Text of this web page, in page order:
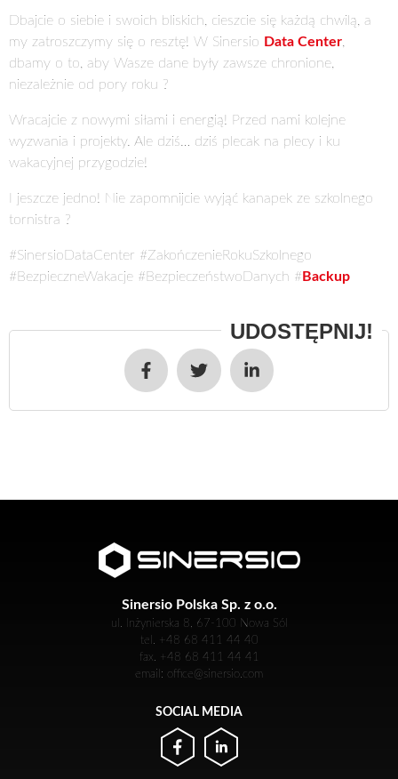
Dbajcie o siebie i swoich bliskich, cieszcie się każdą chwilą, a
my zatroszczymy się o resztę! W Sinersio Data Center
dbamy o to, aby Wasze dane były zawsze chronione,
niezależnie od pory roku ?
Wracajcie z nowymi siłami i energią! Przed nami kolejne
wyzwania i projekty. Ale dziś… dziś plecak na plecy i ku
wakacyjnej przygodzie!
I jeszcze jedno! Nie zapomnijcie wyjąć kanapek ze szkolnego
tornistra ?
#SinersioDataCenter #ZakończenieRokuSzkolnego
#BezpieczneWakacje #BezpieczeństwoDanych # Backup
Sinersio Polska Sp. z o.o.
ul. Inżynierska 8, 67-100 Nowa Sól
tel. +48 68 411 44 40
fax. +48 68 411 44 41
email: office@sinersio.com
SOCIAL MEDIA